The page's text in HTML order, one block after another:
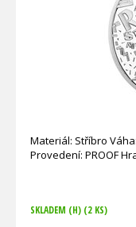
Materiál: Stříbro
SKLADEM (H) (2 KS)